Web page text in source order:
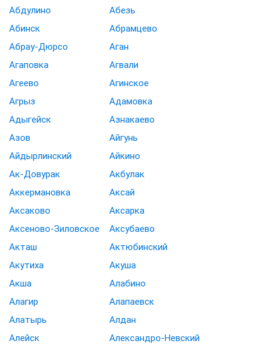
Абдулино
Абезь
Абинск
Абрамцево
Абрау-Дюрсо
Аган
Агаповка
Агвали
Агеево
Агинское
Агрыз
Адамовка
Адыгейск
Азнакаево
Азов
Айгунь
Айдырлинский
Айкино
Ак-Довурак
Акбулак
Аккермановка
Аксай
Аксаково
Аксарка
Аксеново-Зиловское
Аксубаево
Акташ
Актюбинский
Акутиха
Акуша
Акша
Алабино
Алагир
Алапаевск
Алатырь
Алдан
Алейск
Александро-Невский